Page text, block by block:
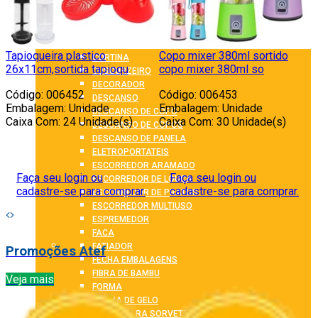
CESTO MULTIUSO
CESTO TELADO
CORTINA
CUSCURZEIRO
DECORADOR
DESCANSO
DESCANSO DE COPO
DESCANSO DE COPOS
DESCANSO DE PANELA
ELETROPORTATEIS
ESCORREDOR ARAMADO
ESCORREDOR DE LOUCA
ESCORREDOR DE PRATOS
ESCORREDOR MULTIUSO
ESPREMEDOR
FACA
FATIADOR
FECHA EMBALAGENS
FIBRA DE BAMBU
FORMA
FORMA DE GELO
FORMA PARA SORVETE
Tapioqueira plastico
26x11cm,sortida tapioqu
Código: 006452
Embalagem: Unidade
Caixa Com: 24 Unidade(s)
Faça seu login ou
cadastre-se para comprar.
Copo mixer 380ml sortido
copo mixer 380ml so
Código: 006453
Embalagem: Unidade
Caixa Com: 30 Unidade(s)
Faça seu login ou
cadastre-se para comprar.
Promoções Atef
Veja mais